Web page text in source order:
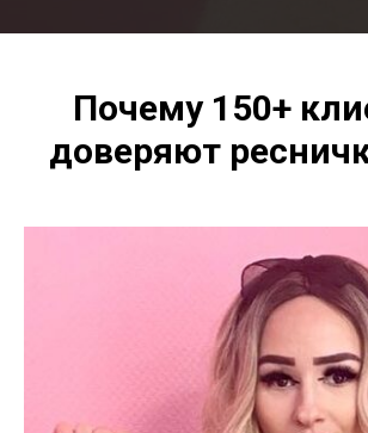
Почему 150+
доверяют